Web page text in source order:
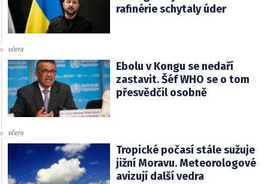
rafinérie schytaly úder
včera
Ebolu v Kongu se nedaří
zastavit. Šéf WHO se o tom
přesvědčil osobně
včera
Tropické počasí stále sužuje
jižní Moravu. Meteorologové
avizují další vedra